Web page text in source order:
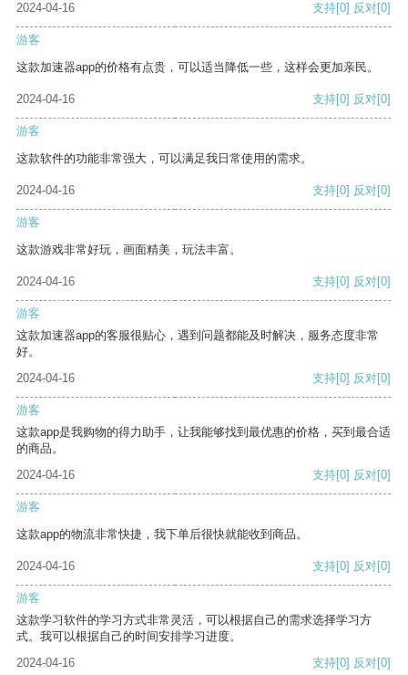
2024-04-16 支持[0] 反对[0]
游客
这款加速器app的价格有点贵，可以适当降低一些，这样会更加亲民。
2024-04-16 支持[0] 反对[0]
游客
这款软件的功能非常强大，可以满足我日常使用的需求。
2024-04-16 支持[0] 反对[0]
游客
这款游戏非常好玩，画面精美，玩法丰富。
2024-04-16 支持[0] 反对[0]
游客
这款加速器app的客服很贴心，遇到问题都能及时解决，服务态度非常
好。
2024-04-16
支持[0] 反对[0]
游客
这款app是我购物的得力助手，让我能够找到最优惠的价格，买到最合适
的商品。
2024-04-16
支持[0] 反对[0]
游客
这款app的物流非常快捷，我下单后很快就能收到商品。
2024-04-16 支持[0] 反对[0]
游客
这款学习软件的学习方式非常灵活，可以根据自己的需求选择学习方
式。我可以根据自己的时间安排学习进度。
2024-04-16
支持[0] 反对[0]